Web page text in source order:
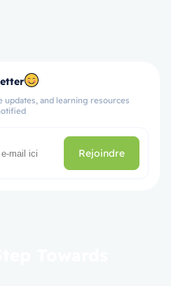
and learning resources
Rejoindre